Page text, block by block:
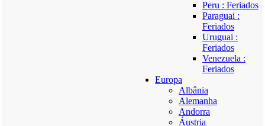
Peru : Feriados
Paraguai :
Feriados
Uruguai :
Feriados
Venezuela :
Feriados
Europa
Albânia
Alemanha
Andorra
Áustria